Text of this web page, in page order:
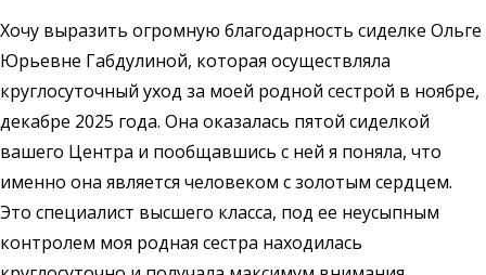
Хочу выразить огромную благодарность сиделке Ольге
Юрьевне Габдулиной, которая осуществляла
круглосуточный уход за моей родной сестрой в ноябре,
декабре 2025 года. Она оказалась пятой сиделкой
вашего Центра и пообщавшись с ней я поняла, что
именно она является человеком с золотым сердцем.
Это специалист высшего класса, под ее неусыпным
контролем моя родная сестра находилась